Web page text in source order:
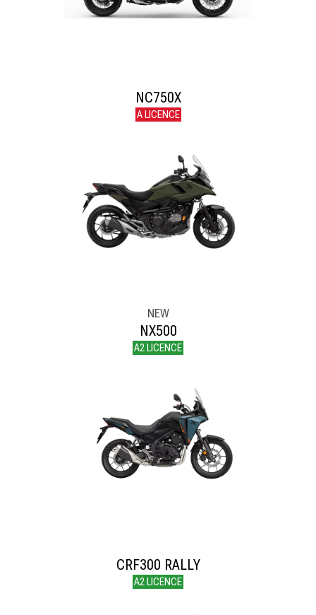
NC750X
A LICENCE
NEW
NX500
A2 LICENCE
CRF300 RALLY
A2 LICENCE